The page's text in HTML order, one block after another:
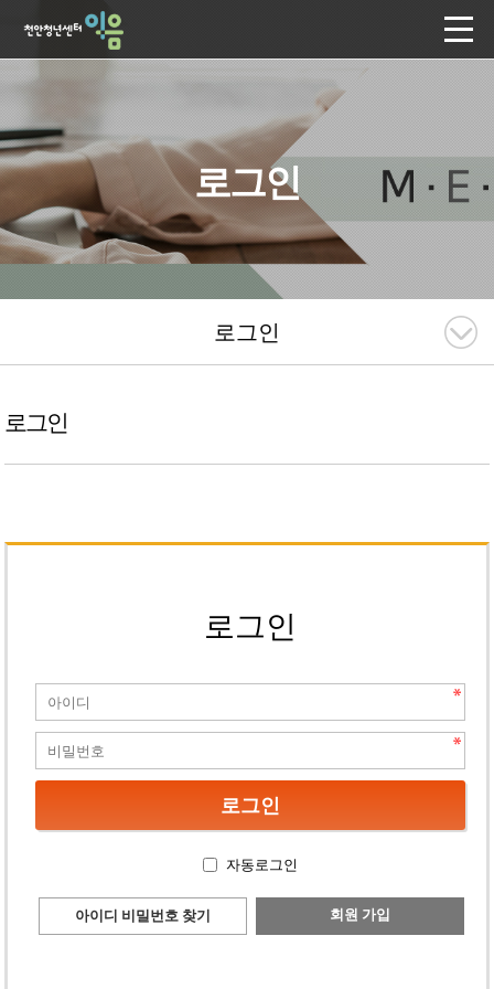
로그인
로그인
로그인
로그인
자동로그인
아이디 비밀번호 찾기 회원 가입